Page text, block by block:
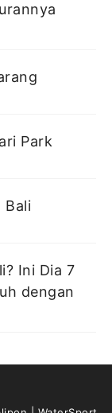
Park
Bali
Ini Dia 7
dengan